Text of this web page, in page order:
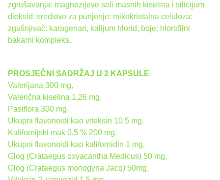
zgrušavanja: magnezijeve soli masnih kiselina i silicijum
dioksid: sredstvo za punjenje: mikokristalna celuloza:
zgušnjivač: karagenan, kalijum hlorid; boje: hlorofilni
bakarni kompleks.
PROSJEČNI SADRŽAJ U 2 KAPSULE
Valerijana 300 mg,
Valerična kiselina 1,26 mg,
Pasiflora 300 mg,
Ukupni flavonoidi kao viteksin 10,5 mg,
Kalifornijski mak 0,5 % 200 mg,
Ukupni flavonoidi kao kalifornidin 1 mg,
Glog (Crataegus oxyacantha Medicus) 50 mg,
Glog (Crataegus monogyna Jacq) 50mg,